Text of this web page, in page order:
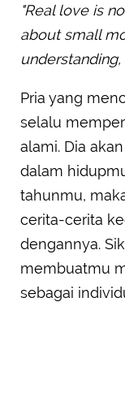
"Real love is
about small
Pria yang
selalu
alami. Dia
dalam
tahunmu,
cerita-cerita
dengannya.
membuatmu
sebagai